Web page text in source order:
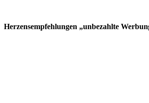
Herzensempfehlungen „unbezahlte